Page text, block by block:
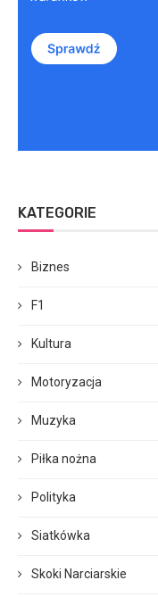
KATEGORIE
Biznes
F1
Kultura
Motoryzacja
Muzyka
Piłka nożna
Polityka
Siatkówka
Skoki Narciarskie